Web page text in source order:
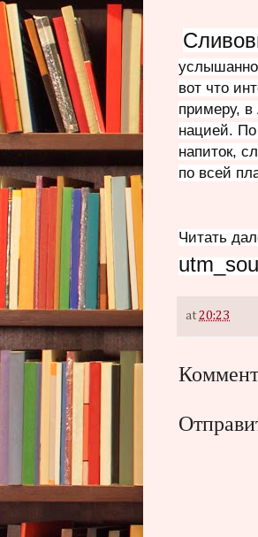
вот что
примеру, в
нацией.
напиток,
по всей
Читать
at20:23